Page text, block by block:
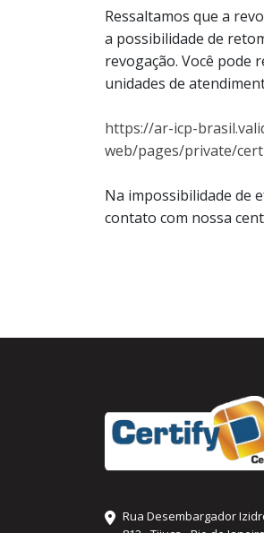
Ressaltamos que a
a possibilidade de
revogação. Você pode
unidades de
https://ar-icp-
web/pages/private/
Na impossibilidade de
contato com nossa
Rua Desembargador